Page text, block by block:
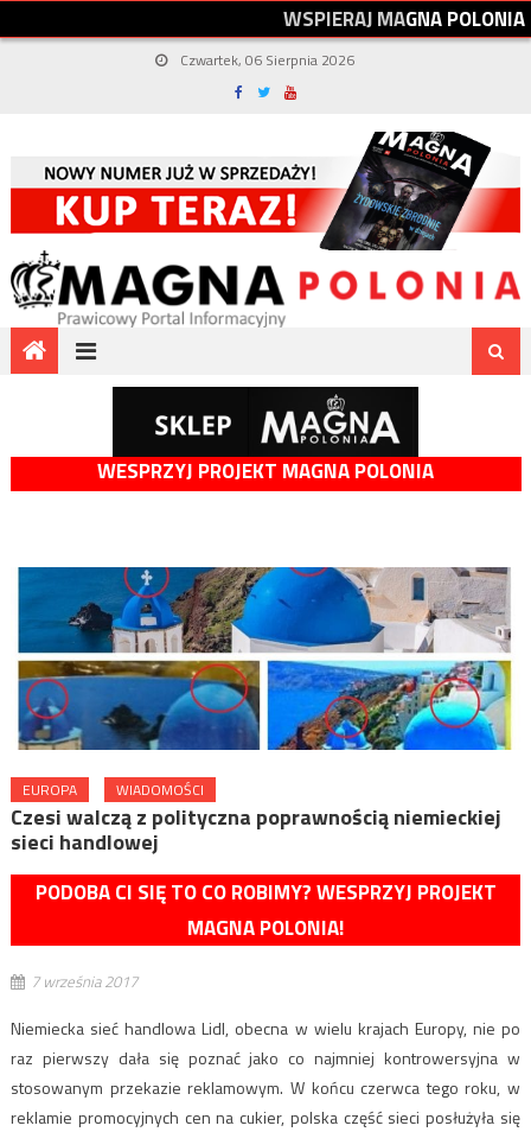
WSPIERAJMAGNAPOLONIA
Czwartek, 06 Sierpnia 2026
WESPRZYJ PROJEKT MAGNA POLONIA
EUROPA WIADOMOŚCI
Czesi walczą z polityczna poprawnością niemieckiej
sieci handlowej
PODOBA CI SIĘ TO CO ROBIMY? WESPRZYJ PROJEKT
MAGNA POLONIA!
7 września 2017
Niemiecka sieć handlowa Lidl, obecna w wielu krajach Europy, nie po
raz pierwszy dała się poznać jako co najmniej kontrowersyjna w
stosowanym przekazie reklamowym. W końcu czerwca tego roku, w
reklamie promocyjnych cen na cukier, polska część sieci posłużyła się